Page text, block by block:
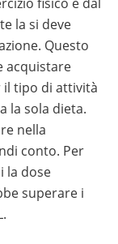
la si deve
Questo
acquistare
il tipo di attività
la sola dieta.
nella
conto. Per
la dose
superare i